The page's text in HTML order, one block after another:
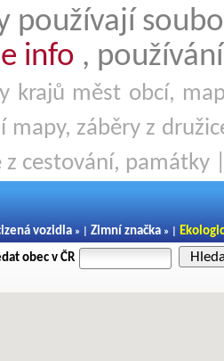
používají
info ,
krajů měst obcí,
záběry z
cestování, památky
vozidla » | Zimní značka » |
obec v ČR